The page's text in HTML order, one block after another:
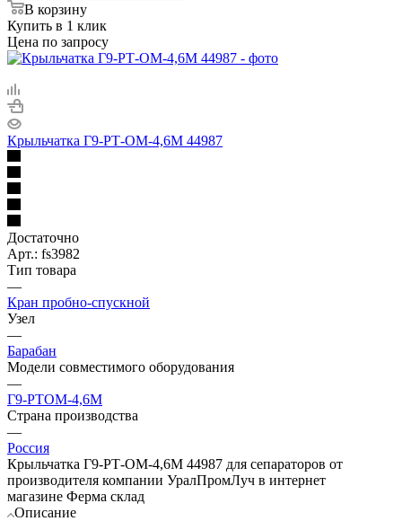
В корзину
Купить в 1 клик
Цена по запросу
Крыльчатка Г9-РТ-ОМ-4,6М 44987
Достаточно
Арт.: fs3982
Тип товара
—
Кран пробно-спускной
Узел
—
Барабан
Модели совместимого оборудования
—
Г9-РТОМ-4,6М
Страна производства
—
Россия
Крыльчатка Г9-РТ-ОМ-4,6М 44987 для сепараторов от
производителя компании УралПромЛуч в интернет
магазине Ферма склад
Описание